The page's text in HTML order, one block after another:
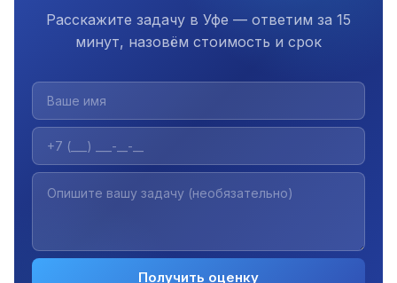
Расскажите задачу в Уфе — ответим за 15
минут, назовём стоимость и срок
Получить оценку